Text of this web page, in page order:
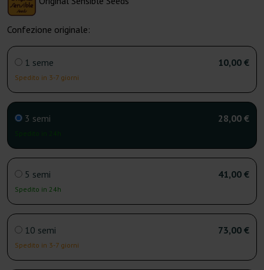
Confezione originale:
1 seme
Spedito in 3-7 giorni
10,00 €
3 semi 28,00 €
5 semi
Spedito in 24h
41,00 €
10 semi
Spedito in 3-7 giorni
73,00 €